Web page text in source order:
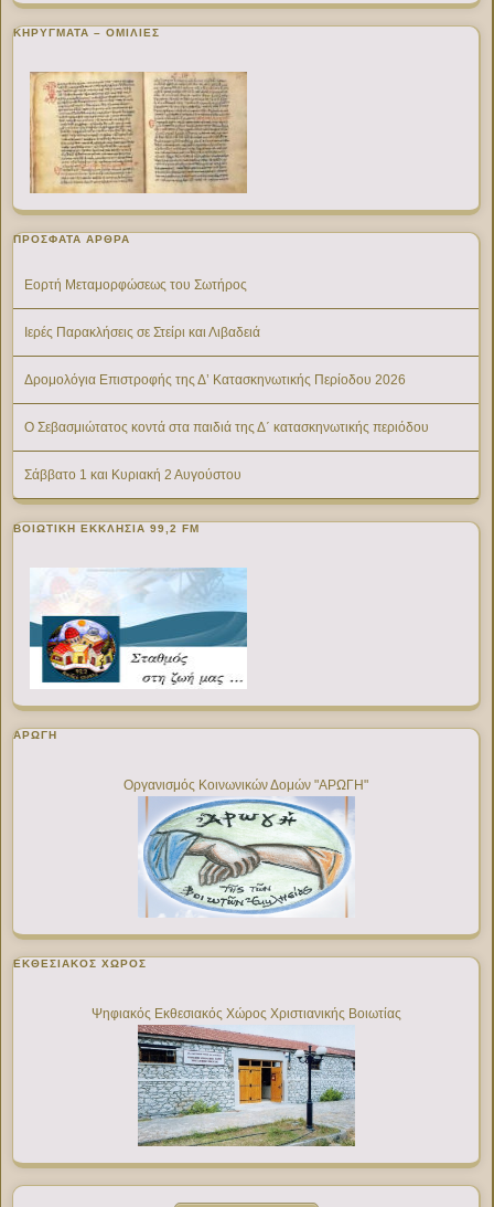
ΚΗΡΥΓΜΑΤΑ – ΟΜΙΛΙΕΣ
ΠΡΌΣΦΑΤΑ ΆΡΘΡΑ
Εορτή Μεταμορφώσεως του Σωτήρος
Ιερές Παρακλήσεις σε Στείρι και Λιβαδειά
Δρομολόγια Επιστροφής της Δ’ Κατασκηνωτικής Περίοδου 2026
Ο Σεβασμιώτατος κοντά στα παιδιά της Δ΄ κατασκηνωτικής περιόδου
Σάββατο 1 και Κυριακή 2 Αυγούστου
ΒΟΙΩΤΙΚΉ ΕΚΚΛΗΣΊΑ 99,2 FM
ΑΡΩΓΗ
Οργανισμός Κοινωνικών Δομών "ΑΡΩΓΗ"
ΕΚΘΕΣΙΑΚΌΣ ΧΏΡΟΣ
Ψηφιακός Εκθεσιακός Χώρος Χριστιανικής Βοιωτίας